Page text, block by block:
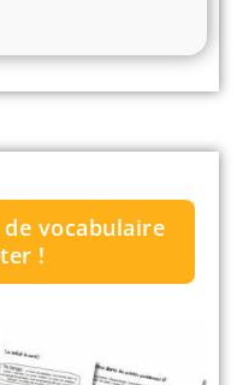
vocabulaire
!